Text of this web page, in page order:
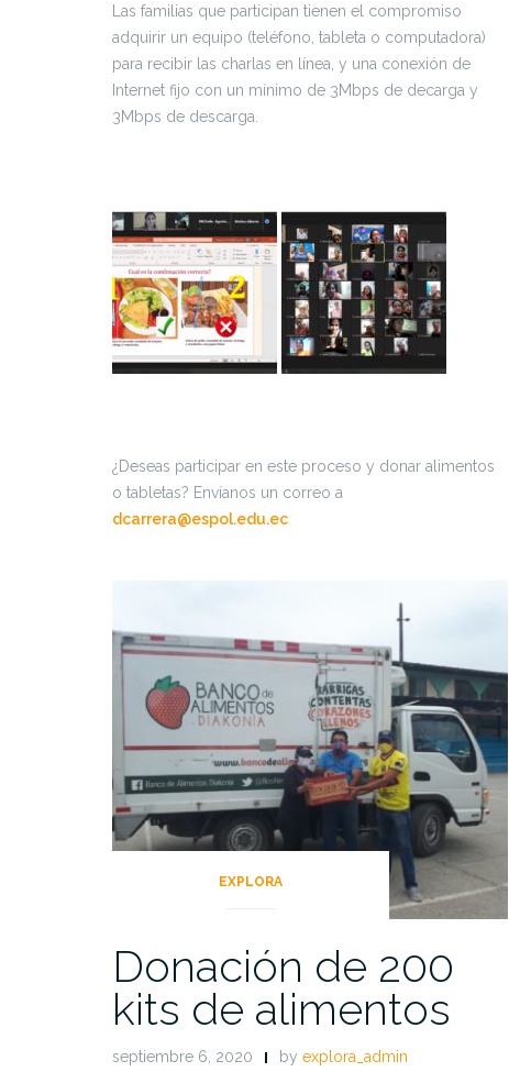
Las familias que participan tienen el compromiso
adquirir un equipo (teléfono, tableta o computadora)
para recibir las charlas en línea, y una conexión de
Internet fijo con un mínimo de 3Mbps de decarga y
3Mbps de descarga.
¿Deseas participar en este proceso y donar alimentos
o tabletas? Envíanos un correo a
dcarrera@espol.edu.ec
EXPLORA
Donación de 200
kits de alimentos
septiembre 6, 2020 by explora_admin